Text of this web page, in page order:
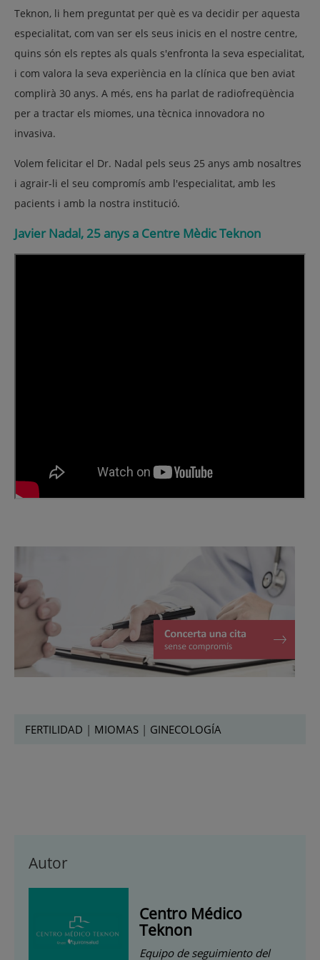
Teknon, li hem preguntat per què es va decidir per aquesta
especialitat, com van ser els seus inicis en el nostre centre,
quins són els reptes als quals s'enfronta la seva especialitat,
i com valora la seva experiència en la clínica que ben aviat
complirà 30 anys. A més, ens ha parlat de radiofreqüència
per a tractar els miomes, una tècnica innovadora no
invasiva.
Volem felicitar el Dr. Nadal pels seus 25 anys amb nosaltres
i agrair-li el seu compromís amb l'especialitat, amb les
pacients i amb la nostra institució.
Javier Nadal, 25 anys a Centre Mèdic Teknon
FERTILIDAD | MIOMAS | GINECOLOGÍA
Autor
Centro Médico
Teknon
Equipo de seguimiento del